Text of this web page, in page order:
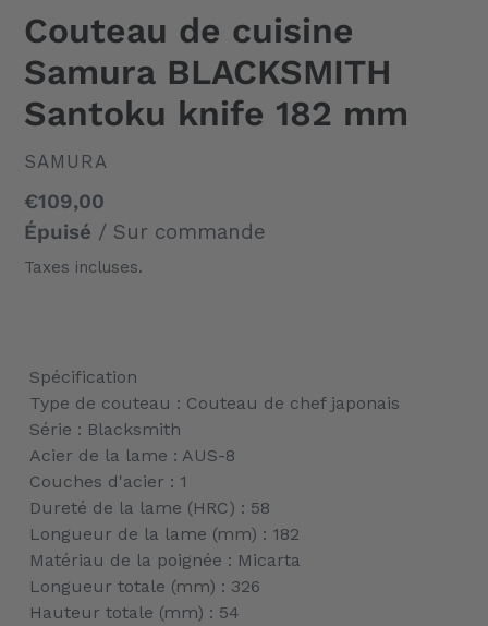
Couteau de cuisine
Samura BLACKSMITH
Santoku knife 182 mm
DISTRIBUTEUR
SAMURA
Prix
normal
€109,00
Épuisé / Sur commande
Taxes incluses.
d'un
produit
à
votre
panier
Spécification
Type de couteau : Couteau de chef japonais
Série : Blacksmith
Acier de la lame : AUS-8
Couches d'acier : 1
Dureté de la lame (HRC) : 58
Longueur de la lame (mm) : 182
Matériau de la poignée : Micarta
Longueur totale (mm) : 326
Hauteur totale (mm) : 54